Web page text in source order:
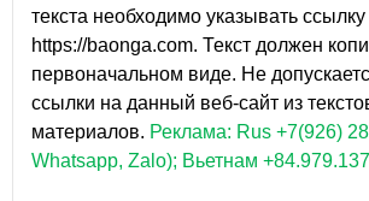
текста необходимо указывать
https://baonga.com. Текст должен
первоначальном виде. Не
ссылки на данный веб-сайт из
материалов. Реклама: Rus +7(926)
Whatsapp, Zalo); Вьетнам